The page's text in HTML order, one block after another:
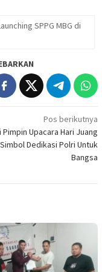
SPPG MBG di
Pos berikutnya
Upacara Hari Juang
Dedikasi Polri Untuk
Bangsa